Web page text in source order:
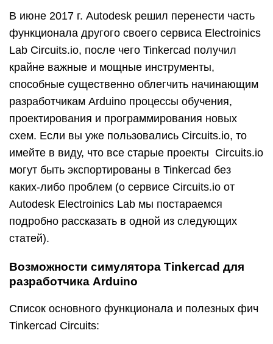
В июне 2017 г. Autodesk решил перенести часть
функционала другого своего сервиса Electroinics
Lab Circuits.io, после чего Tinkercad получил
крайне важные и мощные инструменты,
способные существенно облегчить начинающим
разработчикам Arduino процессы обучения,
проектирования и программирования новых
схем. Если вы уже пользовались Circuits.io, то
имейте в виду, что все старые проекты Circuits.io
могут быть экспортированы в Tinkercad без
каких-либо проблем (о сервисе Circuits.io от
Autodesk Electroinics Lab мы постараемся
подробно рассказать в одной из следующих
статей).
Возможности симулятора Tinkercad для
разработчика Arduino
Список основного функционала и полезных фич
Tinkercad Circuits: